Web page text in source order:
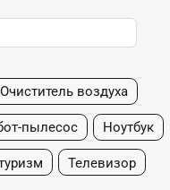
Очиститель воздуха
пылесос Ноутбук
Телевизор